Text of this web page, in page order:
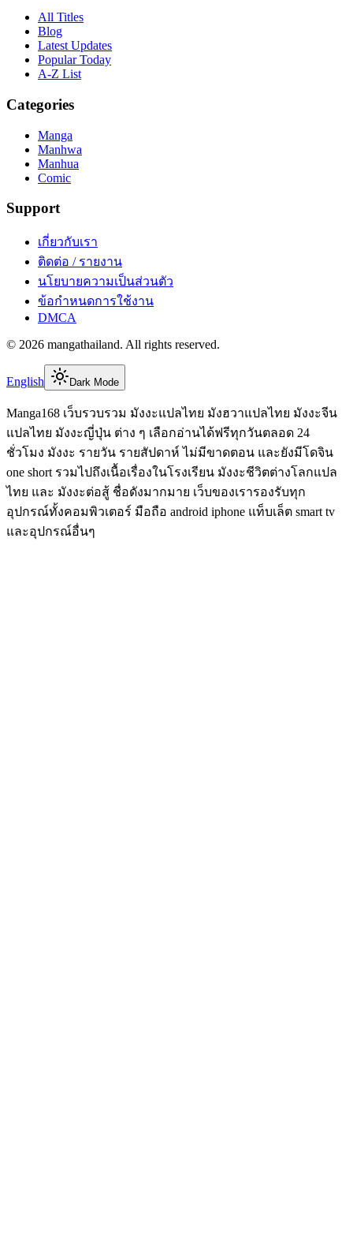
All Titles
Blog
Latest Updates
Popular Today
A-Z List
Categories
Manga
Manhwa
Manhua
Comic
Support
เกี่ยวกับเรา
ติดต่อ / รายงาน
นโยบายความเป็นส่วนตัว
ข้อกำหนดการใช้งาน
DMCA
© 2026 mangathailand. All rights reserved.
English Dark Mode
Manga168 เว็บรวบรวม มังงะแปลไทย มังฮวาแปลไทย มังงะจีน
แปลไทย มังงะญี่ปุ่น ต่าง ๆ เลือกอ่านได้ฟรีทุกวันตลอด 24
ชั่วโมง มังงะ รายวัน รายสัปดาห์ ไม่มีขาดตอน และยังมีโดจิน
one short รวมไปถึงเนื้อเรื่องในโรงเรียน มังงะชีวิตต่างโลกแปล
ไทย และ มังงะต่อสู้ ชื่อดังมากมาย เว็บของเรารองรับทุก
อุปกรณ์ทั้งคอมพิวเตอร์ มือถือ android iphone แท็บเล็ต smart tv
และอุปกรณ์อื่นๆ